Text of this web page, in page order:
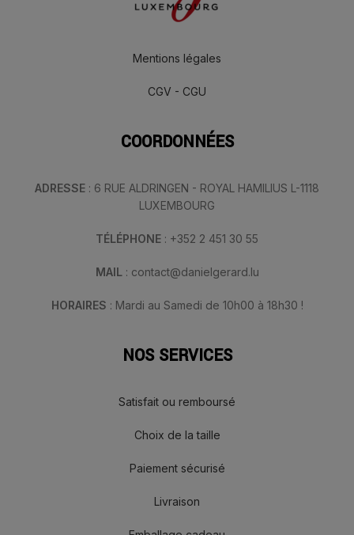
Mentions légales
CGV - CGU
COORDONNÉES
ADRESSE : 6 RUE ALDRINGEN - ROYAL HAMILIUS L-1118
LUXEMBOURG
TÉLÉPHONE : +352 2 451 30 55
MAIL : contact@danielgerard.lu
HORAIRES : Mardi au Samedi de 10h00 à 18h30 !
NOS SERVICES
Satisfait ou remboursé
Choix de la taille
Paiement sécurisé
Livraison